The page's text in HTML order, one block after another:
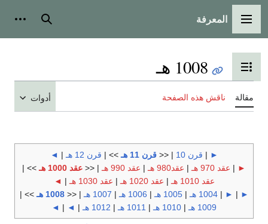
القائمة الرئيسية
المعرفة بحث
تبديل عرض جدول المحتويات
1008 هـ
مقالة ناقش هذه الصفحة أدوات
►
| قرن 10 | <<قرن 11 هـ >> | قرن 12 هـ |
◄
►
| عقد 970 هـ | عقد980 هـ | عقد 990 هـ | << عقد 1000 هـ
>> |
عقد 1010 هـ
| عقد 1020 هـ | عقد 1030 هـ |
◄
►
|
►
|1004 هـ |1005 هـ | 1006 هـ | 1007 هـ | <<1008 هـ
>> |
1009 هـ
| 1010 هـ | 1011 هـ | 1012 هـ |
◄
|
◄